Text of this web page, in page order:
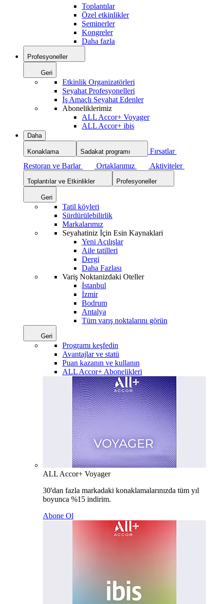
Toplantılar
Özel etkinlikler
Seminerler
Kongreler
Daha fazla
Profesyoneller
Geri
Etkinlik Organizatörleri
Seyahat Profesyonelleri
İş Amaçlı Seyahat Edenler
Aboneliklerimiz
ALL Accor+ Voyager
ALL Accor+ ibis
Daha
Konaklama Sadakat programı
Fırsatlar
Restoran ve Barlar
Ortaklarımız Aktiviteler
Toplantılar ve Etkinlikler Profesyoneller
Geri
Tatil köyleri
Sürdürülebilirlik
Markalarımız
Seyahatiniz İçin Esin Kaynaklari
Yeni Açılışlar
Aile tatilleri
Dergi
Daha Fazlası
Variş Noktanizdaki Oteller
İstanbul
İzmir
Bodrum
Antalya
Tüm varış noktalarını görün
Geri
Programı keşfedin
Avantajlar ve statü
Puan kazanın ve kullanın
ALL Accor+ Abonelikleri
ALL Accor+ Voyager
30'dan fazla markadaki konaklamalarınızda tüm yıl
boyunca %15 indirim.
Abone Ol